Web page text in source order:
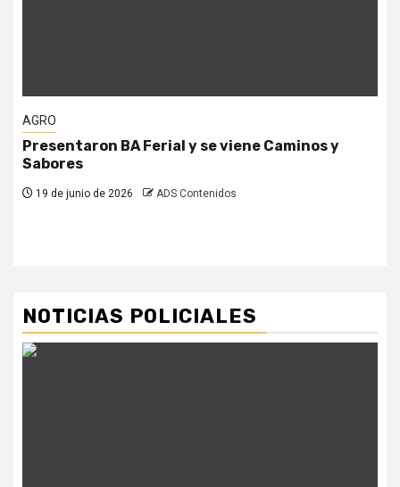
AGRO
Presentaron BA Ferial y se viene Caminos y
Sabores
19 de junio de 2026 ADS Contenidos
NOTICIAS POLICIALES